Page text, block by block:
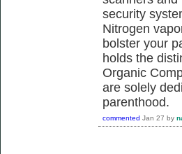
security
Nitrogen
bolster your
holds the
Organic
are solely
parenthood.
commented Jan 27 by